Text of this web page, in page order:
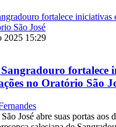
2025 15:29
fortalece
no Oratório São
José abre suas portas aos